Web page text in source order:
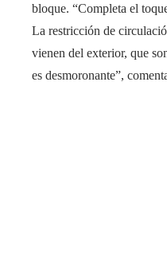
bloque. “Completa el
La restricción de
vienen del exterior, que
es desmoronante”,